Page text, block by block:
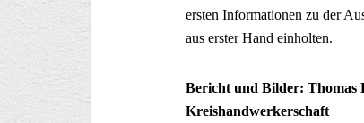
ersten Informationen zu der
aus erster Hand einholten.
Bericht und Bilder: Thomas
Kreishandwerkerschaft